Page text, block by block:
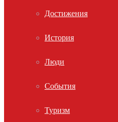
Достижения
История
Люди
События
Туризм